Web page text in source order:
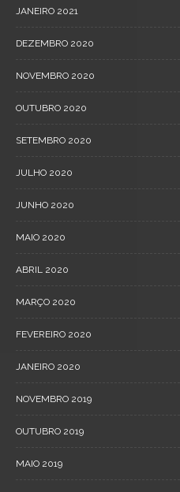
JANEIRO 2021
DEZEMBRO 2020
NOVEMBRO 2020
OUTUBRO 2020
SETEMBRO 2020
JULHO 2020
JUNHO 2020
MAIO 2020
ABRIL 2020
MARÇO 2020
FEVEREIRO 2020
JANEIRO 2020
NOVEMBRO 2019
OUTUBRO 2019
MAIO 2019